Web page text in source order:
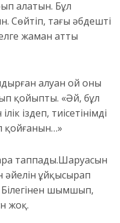
алатын. Бұл
Сөйтіп, тағы Қәбдешті
жаман атты
алуан ой оны
қойыпты. «Әй, бұл
іздеп, тиісетінімді
қойғанын…»
таппады.Шаруасын
әйелін ұйқысырап
Білегінен шымшып,
жоқ.